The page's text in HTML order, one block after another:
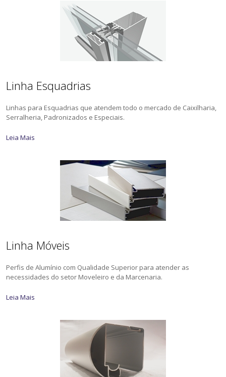
Linha Esquadrias
Linhas para Esquadrias que atendem todo o mercado de Caixilharia,
Serralheria, Padronizados e Especiais.
Leia Mais
Linha Móveis
Perfis de Alumínio com Qualidade Superior para atender as
necessidades do setor Moveleiro e da Marcenaria.
Leia Mais